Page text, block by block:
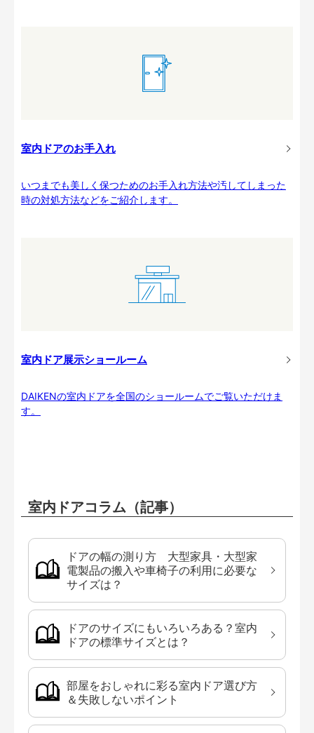
室内ドアのお手入れ
いつまでも美しく保つためのお手入れ方法や汚してしまった
時の対処方法などをご紹介します。
室内ドア展示ショールーム
DAIKENの室内ドアを全国のショールームでご覧いただけま
す。
室内ドアコラム（記事）
ドアの幅の測り方 大型家具・大型家
電製品の搬入や車椅子の利用に必要な
サイズは？
ドアのサイズにもいろいろある？室内
ドアの標準サイズとは？
部屋をおしゃれに彩る室内ドア選び方
＆失敗しないポイント